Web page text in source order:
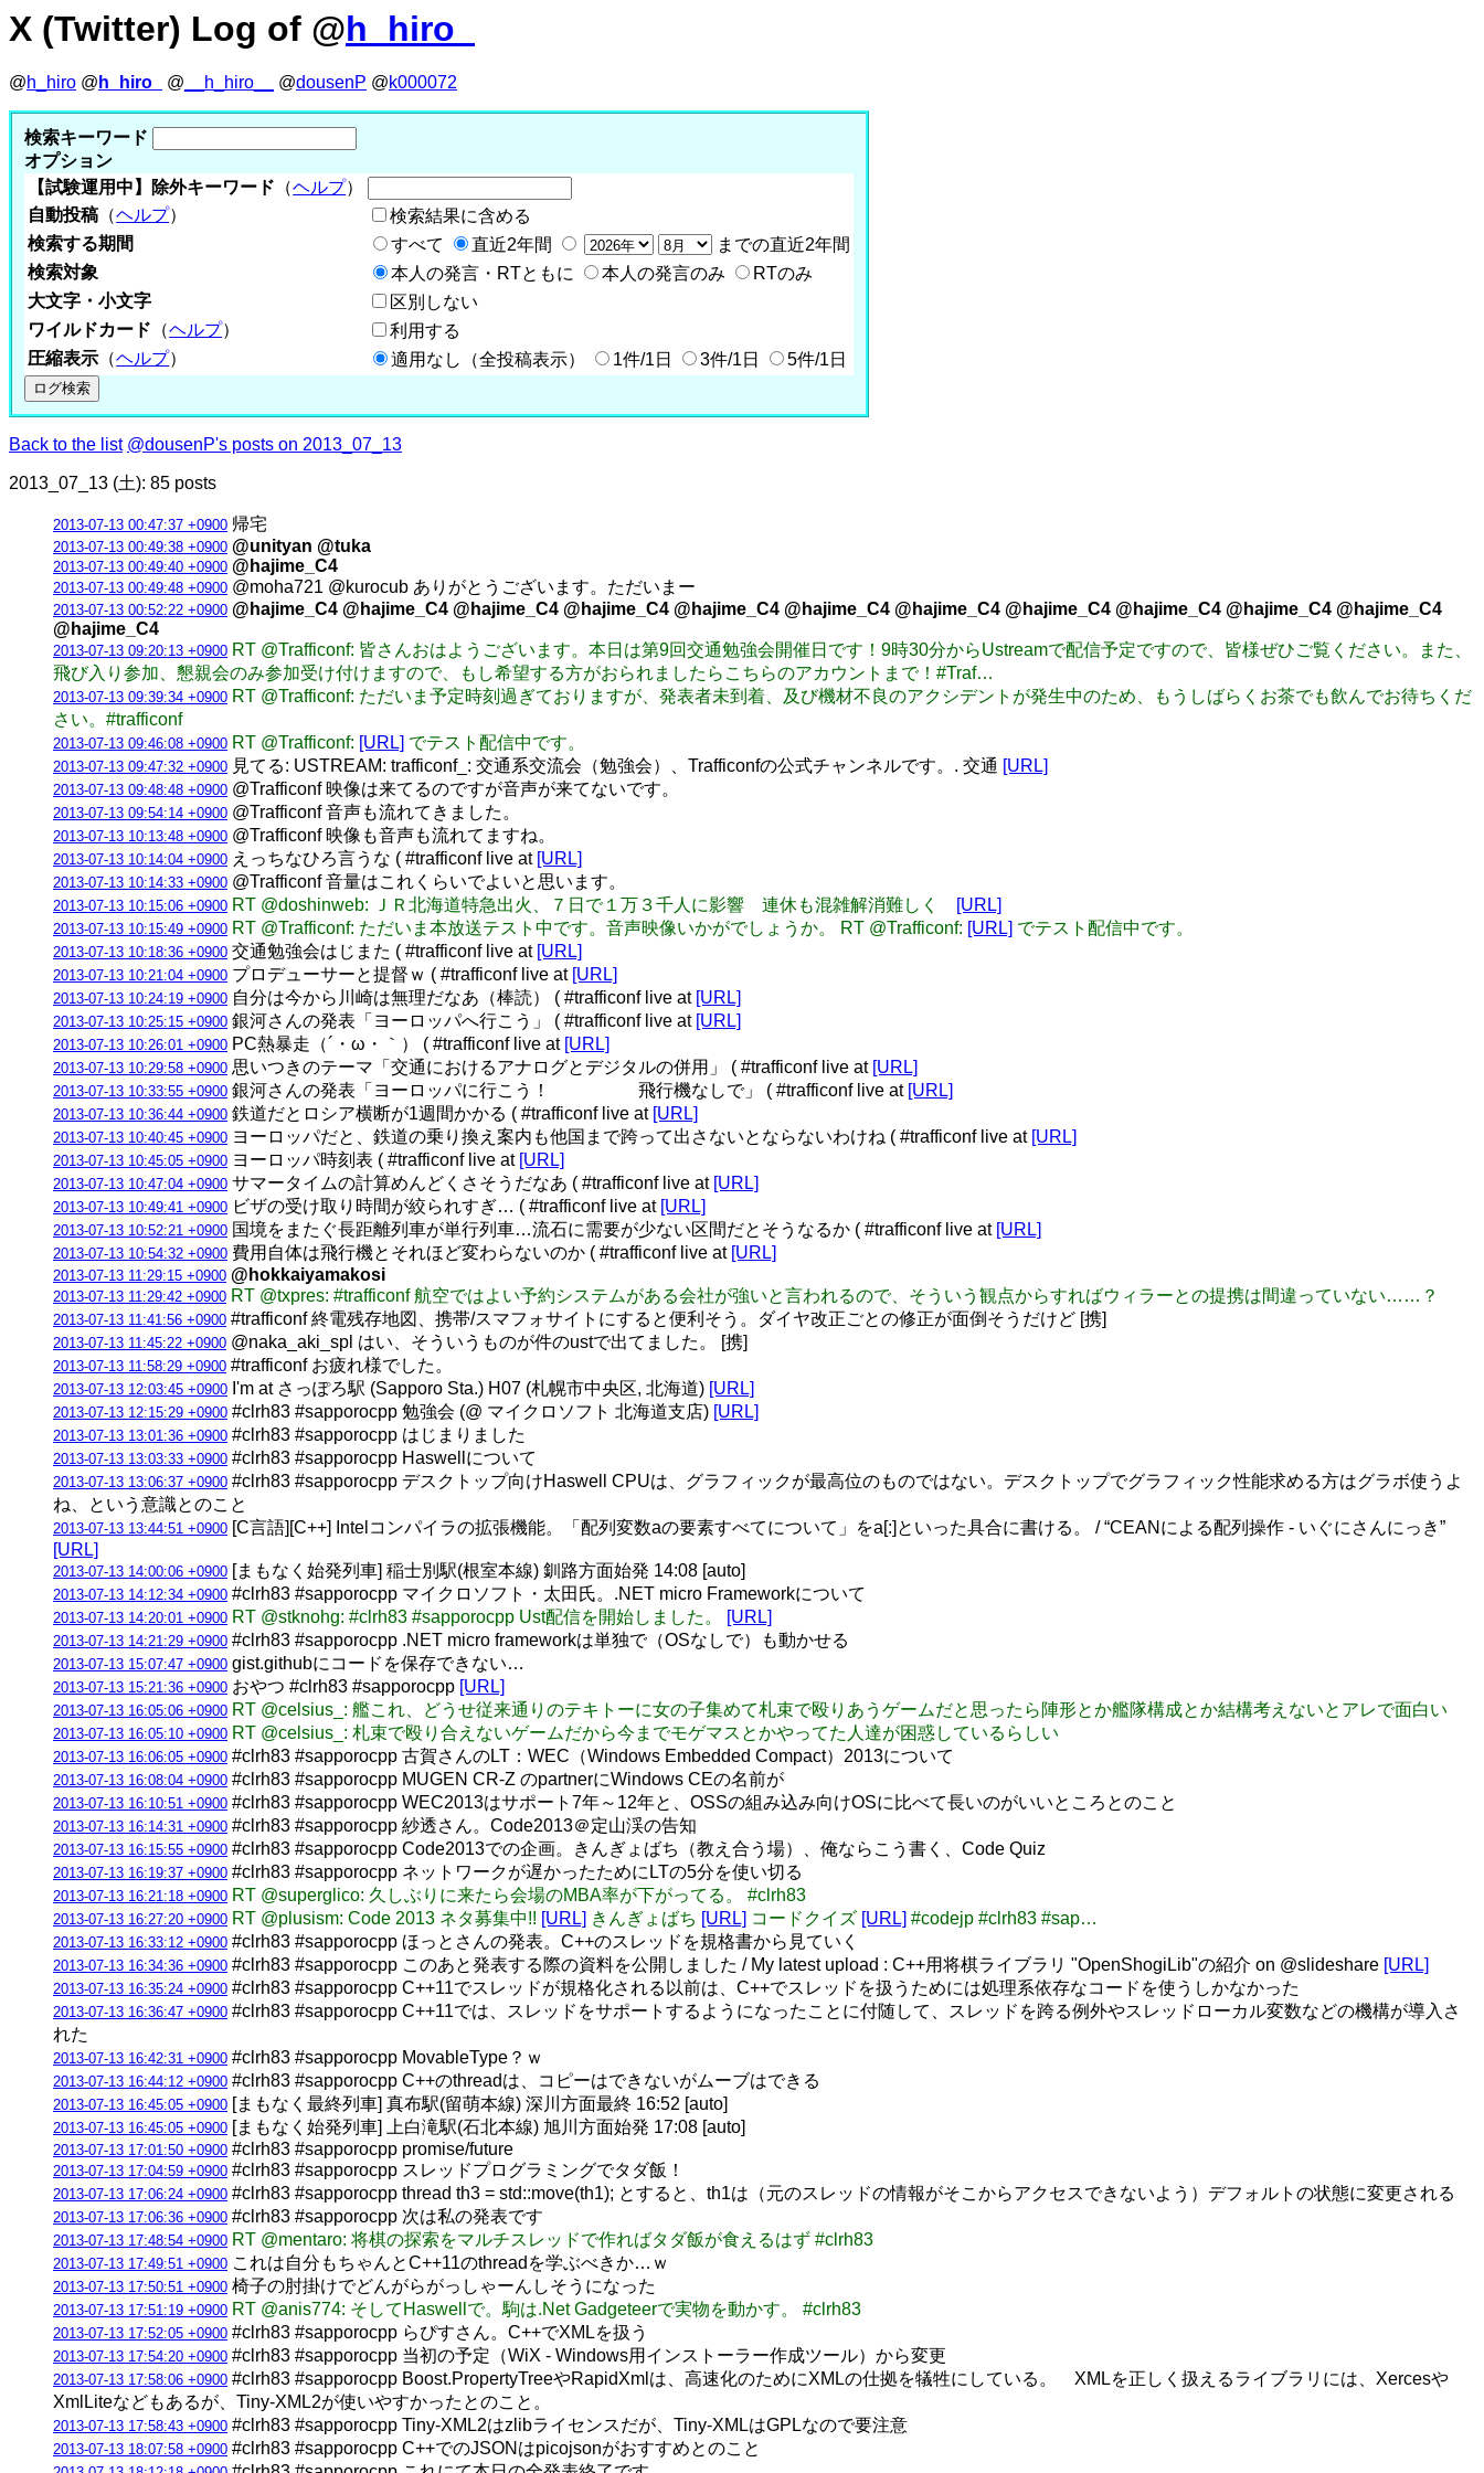
X (Twitter) Log of @h_hiro_
@h_hiro @ h_hiro_ @ __h_hiro__ @dousenP @k000072
検索キーワード
オプション
【試験運用中】除外キーワード （ヘルプ）
自動投稿 （ヘルプ）
検索結果に含める
検索する期間
すべて 直近2年間
までの直近2年間
検索対象
本人の発言・RTともに 本人の発言のみ
RTのみ
大文字・小文字
区別しない
ワイルドカード （ヘルプ）
利用する
圧縮表示 （ヘルプ） 適用なし（全投稿表示） 1件/1日 3件/1日 5件/1日
Back to the list @dousenP's posts on 2013_07_13
2013_07_13 (土): 85 posts
2013-07-13 00:47:37 +0900 帰宅
2013-07-13 00:49:38 +0900 @unityan @tuka
2013-07-13 00:49:40 +0900 @hajime_C4
2013-07-13 00:49:48 +0900 @moha721 @kurocub ありがとうございます。ただいまー
2013-07-13 00:52:22 +0900 @hajime_C4 @hajime_C4 @hajime_C4 @hajime_C4 @hajime_C4 @hajime_C4 @hajime_C4 @hajime_C4 @hajime_C4 @hajime_C4 @hajime_C4
@hajime_C4
2013-07-13 09:20:13 +0900 RT @Trafficonf: 皆さんおはようございます。本日は第9回交通勉強会開催日です！9時30分からUstreamで配信予定ですので、皆様ぜひご覧ください。また、
飛び入り参加、懇親会のみ参加受け付けますので、もし希望する方がおられましたらこちらのアカウントまで！#Traf…
2013-07-13 09:39:34 +0900 RT @Trafficonf: ただいま予定時刻過ぎておりますが、発表者未到着、及び機材不良のアクシデントが発生中のため、もうしばらくお茶でも飲んでお待ちくだ
さい。#trafficonf
2013-07-13 09:46:08 +0900 RT @Trafficonf: [URL] でテスト配信中です。
2013-07-13 09:47:32 +0900 見てる: USTREAM: trafficonf_: 交通系交流会（勉強会）、Trafficonfの公式チャンネルです。. 交通 [URL]
2013-07-13 09:48:48 +0900 @Trafficonf 映像は来てるのですが音声が来てないです。
2013-07-13 09:54:14 +0900 @Trafficonf 音声も流れてきました。
2013-07-13 10:13:48 +0900 @Trafficonf 映像も音声も流れてますね。
2013-07-13 10:14:04 +0900 えっちなひろ言うな ( #trafficonf live at [URL]
2013-07-13 10:14:33 +0900 @Trafficonf 音量はこれくらいでよいと思います。
2013-07-13 10:15:06 +0900 RT @doshinweb: ＪＲ北海道特急出火、７日で１万３千人に影響 連休も混雑解消難しく [URL]
2013-07-13 10:15:49 +0900 RT @Trafficonf: ただいま本放送テスト中です。音声映像いかがでしょうか。 RT @Trafficonf: [URL] でテスト配信中です。
2013-07-13 10:18:36 +0900 交通勉強会はじまた ( #trafficonf live at [URL]
2013-07-13 10:21:04 +0900 プロデューサーと提督ｗ ( #trafficonf live at [URL]
2013-07-13 10:24:19 +0900 自分は今から川崎は無理だなあ（棒読） ( #trafficonf live at [URL]
2013-07-13 10:25:15 +0900 銀河さんの発表「ヨーロッパへ行こう」 ( #trafficonf live at [URL]
2013-07-13 10:26:01 +0900 PC熱暴走（´・ω・｀） ( #trafficonf live at [URL]
2013-07-13 10:29:58 +0900 思いつきのテーマ「交通におけるアナログとデジタルの併用」 ( #trafficonf live at [URL]
2013-07-13 10:33:55 +0900 銀河さんの発表「ヨーロッパに行こう！ 飛行機なしで」 ( #trafficonf live at [URL]
2013-07-13 10:36:44 +0900 鉄道だとロシア横断が1週間かかる ( #trafficonf live at [URL]
2013-07-13 10:40:45 +0900 ヨーロッパだと、鉄道の乗り換え案内も他国まで跨って出さないとならないわけね ( #trafficonf live at [URL]
2013-07-13 10:45:05 +0900 ヨーロッパ時刻表 ( #trafficonf live at [URL]
2013-07-13 10:47:04 +0900 サマータイムの計算めんどくさそうだなあ ( #trafficonf live at [URL]
2013-07-13 10:49:41 +0900 ビザの受け取り時間が絞られすぎ… ( #trafficonf live at [URL]
2013-07-13 10:52:21 +0900 国境をまたぐ長距離列車が単行列車…流石に需要が少ない区間だとそうなるか ( #trafficonf live at [URL]
2013-07-13 10:54:32 +0900 費用自体は飛行機とそれほど変わらないのか ( #trafficonf live at [URL]
2013-07-13 11:29:15 +0900 @hokkaiyamakosi
2013-07-13 11:29:42 +0900 RT @txpres: #trafficonf 航空ではよい予約システムがある会社が強いと言われるので、そういう観点からすればウィラーとの提携は間違っていない……？
2013-07-13 11:41:56 +0900 #trafficonf 終電残存地図、携帯/スマフォサイトにすると便利そう。ダイヤ改正ごとの修正が面倒そうだけど [携]
2013-07-13 11:45:22 +0900 @naka_aki_spl はい、そういうものが件のustで出てました。 [携]
2013-07-13 11:58:29 +0900 #trafficonf お疲れ様でした。
2013-07-13 12:03:45 +0900 I'm at さっぽろ駅 (Sapporo Sta.) H07 (札幌市中央区, 北海道) [URL]
2013-07-13 12:15:29 +0900 #clrh83 #sapporocpp 勉強会 (@ マイクロソフト 北海道支店) [URL]
2013-07-13 13:01:36 +0900 #clrh83 #sapporocpp はじまりました
2013-07-13 13:03:33 +0900 #clrh83 #sapporocpp Haswellについて
2013-07-13 13:06:37 +0900 #clrh83 #sapporocpp デスクトップ向けHaswell CPUは、グラフィックが最高位のものではない。デスクトップでグラフィック性能求める方はグラボ使うよ
ね、という意識とのこと
2013-07-13 13:44:51 +0900 [C言語][C++] Intelコンパイラの拡張機能。「配列変数aの要素すべてについて」をa[:]といった具合に書ける。 / “CEANによる配列操作 - いぐにさんにっき”
[URL]
2013-07-13 14:00:06 +0900 [まもなく始発列車] 稲士別駅(根室本線) 釧路方面始発 14:08 [auto]
2013-07-13 14:12:34 +0900 #clrh83 #sapporocpp マイクロソフト・太田氏。.NET micro Frameworkについて
2013-07-13 14:20:01 +0900 RT @stknohg: #clrh83 #sapporocpp Ust配信を開始しました。 [URL]
2013-07-13 14:21:29 +0900 #clrh83 #sapporocpp .NET micro frameworkは単独で（OSなしで）も動かせる
2013-07-13 15:07:47 +0900 gist.githubにコードを保存できない…
2013-07-13 15:21:36 +0900 おやつ #clrh83 #sapporocpp [URL]
2013-07-13 16:05:06 +0900 RT @celsius_: 艦これ、どうせ従来通りのテキトーに女の子集めて札束で殴りあうゲームだと思ったら陣形とか艦隊構成とか結構考えないとアレで面白い
2013-07-13 16:05:10 +0900 RT @celsius_: 札束で殴り合えないゲームだから今までモゲマスとかやってた人達が困惑しているらしい
2013-07-13 16:06:05 +0900 #clrh83 #sapporocpp 古賀さんのLT：WEC（Windows Embedded Compact）2013について
2013-07-13 16:08:04 +0900 #clrh83 #sapporocpp MUGEN CR-Z のpartnerにWindows CEの名前が
2013-07-13 16:10:51 +0900 #clrh83 #sapporocpp WEC2013はサポート7年～12年と、OSSの組み込み向けOSに比べて長いのがいいところとのこと
2013-07-13 16:14:31 +0900 #clrh83 #sapporocpp 紗透さん。Code2013＠定山渓の告知
2013-07-13 16:15:55 +0900 #clrh83 #sapporocpp Code2013での企画。きんぎょばち（教え合う場）、俺ならこう書く、Code Quiz
2013-07-13 16:19:37 +0900 #clrh83 #sapporocpp ネットワークが遅かったためにLTの5分を使い切る
2013-07-13 16:21:18 +0900 RT @superglico: 久しぶりに来たら会場のMBA率が下がってる。 #clrh83
2013-07-13 16:27:20 +0900 RT @plusism: Code 2013 ネタ募集中!! [URL] きんぎょばち [URL] コードクイズ [URL] #codejp #clrh83 #sap…
2013-07-13 16:33:12 +0900 #clrh83 #sapporocpp ほっとさんの発表。C++のスレッドを規格書から見ていく
2013-07-13 16:34:36 +0900 #clrh83 #sapporocpp このあと発表する際の資料を公開しました / My latest upload : C++用将棋ライブラリ "OpenShogiLib"の紹介 on @slideshare [URL]
2013-07-13 16:35:24 +0900 #clrh83 #sapporocpp C++11でスレッドが規格化される以前は、C++でスレッドを扱うためには処理系依存なコードを使うしかなかった
2013-07-13 16:36:47 +0900 #clrh83 #sapporocpp C++11では、スレッドをサポートするようになったことに付随して、スレッドを跨る例外やスレッドローカル変数などの機構が導入さ
れた
2013-07-13 16:42:31 +0900 #clrh83 #sapporocpp MovableType？ｗ
2013-07-13 16:44:12 +0900 #clrh83 #sapporocpp C++のthreadは、コピーはできないがムーブはできる
2013-07-13 16:45:05 +0900 [まもなく最終列車] 真布駅(留萌本線) 深川方面最終 16:52 [auto]
2013-07-13 16:45:05 +0900 [まもなく始発列車] 上白滝駅(石北本線) 旭川方面始発 17:08 [auto]
2013-07-13 17:01:50 +0900 #clrh83 #sapporocpp promise/future
2013-07-13 17:04:59 +0900 #clrh83 #sapporocpp スレッドプログラミングでタダ飯！
2013-07-13 17:06:24 +0900 #clrh83 #sapporocpp thread th3 = std::move(th1); とすると、th1は（元のスレッドの情報がそこからアクセスできないよう）デフォルトの状態に変更される
2013-07-13 17:06:36 +0900 #clrh83 #sapporocpp 次は私の発表です
2013-07-13 17:48:54 +0900 RT @mentaro: 将棋の探索をマルチスレッドで作ればタダ飯が食えるはず #clrh83
2013-07-13 17:49:51 +0900 これは自分もちゃんとC++11のthreadを学ぶべきか…ｗ
2013-07-13 17:50:51 +0900 椅子の肘掛けでどんがらがっしゃーんしそうになった
2013-07-13 17:51:19 +0900 RT @anis774: そしてHaswellで。駒は.Net Gadgeteerで実物を動かす。 #clrh83
2013-07-13 17:52:05 +0900 #clrh83 #sapporocpp らぴすさん。C++でXMLを扱う
2013-07-13 17:54:20 +0900 #clrh83 #sapporocpp 当初の予定（WiX - Windows用インストーラー作成ツール）から変更
2013-07-13 17:58:06 +0900 #clrh83 #sapporocpp Boost.PropertyTreeやRapidXmlは、高速化のためにXMLの仕拠を犠牲にしている。 XMLを正しく扱えるライブラリには、Xercesや
XmlLiteなどもあるが、Tiny-XML2が使いやすかったとのこと。
2013-07-13 17:58:43 +0900 #clrh83 #sapporocpp Tiny-XML2はzlibライセンスだが、Tiny-XMLはGPLなので要注意
2013-07-13 18:07:58 +0900 #clrh83 #sapporocpp C++でのJSONはpicojsonがおすすめとのこと